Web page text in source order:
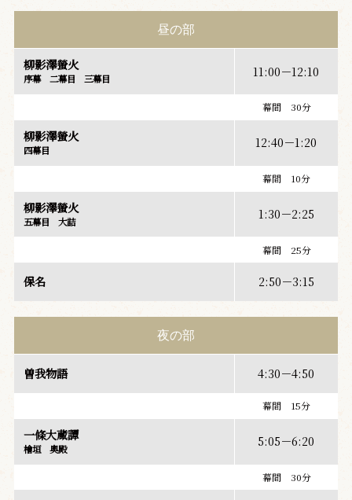
昼の部
柳影澤螢火
序幕 二幕目 三幕目 11:00－12:10
幕間 30分
柳影澤螢火
四幕目 12:40－1:20
幕間 10分
柳影澤螢火
五幕目 大詰 1:30－2:25
幕間 25分
保名 2:50－3:15
夜の部
曽我物語 4:30－4:50
幕間 15分
一條大蔵譚
檜垣 奥殿 5:05－6:20
幕間 30分